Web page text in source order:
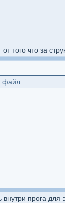
того что за
файл
прога для